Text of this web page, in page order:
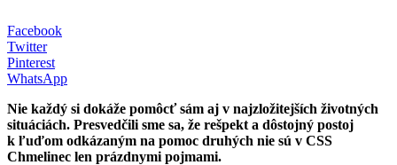
Facebook
Twitter
Pinterest
WhatsApp
Nie každý si dokáže pomôcť sám aj v najzložitejších životných
situáciách. Presvedčili sme sa, že rešpekt a dôstojný postoj
k ľuďom odkázaným na pomoc druhých nie sú v CSS
Chmelinec len prázdnymi pojmami.